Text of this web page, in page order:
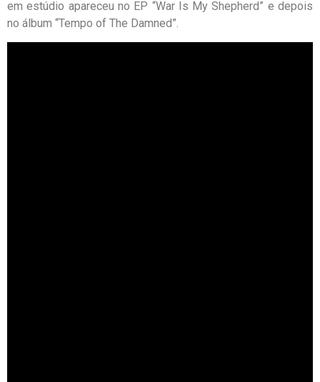
em estúdio apareceu no EP “War Is My Shepherd” e depois
no álbum “Tempo of The Damned”.